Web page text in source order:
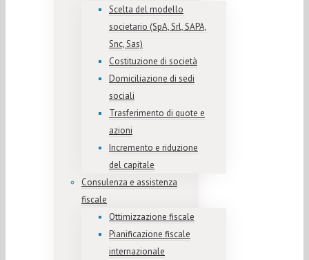
Scelta del modello
societario (SpA, Srl, SAPA,
Snc, Sas)
Costituzione di società
Domiciliazione di sedi
sociali
Trasferimento di quote e
azioni
Incremento e riduzione
del capitale
Consulenza e assistenza
fiscale
Ottimizzazione fiscale
Pianificazione fiscale
internazionale